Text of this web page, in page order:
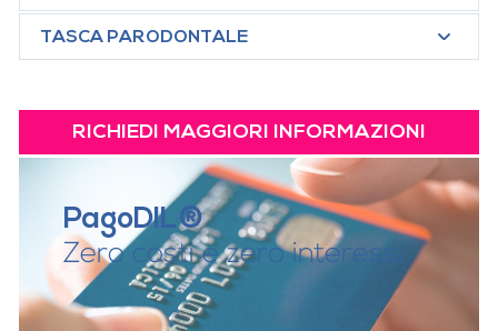
RICHIEDI MAGGIORI INFORMAZIONI
PagoDIL®
Zero costi e zero interessi
TASCA PARODONTALE